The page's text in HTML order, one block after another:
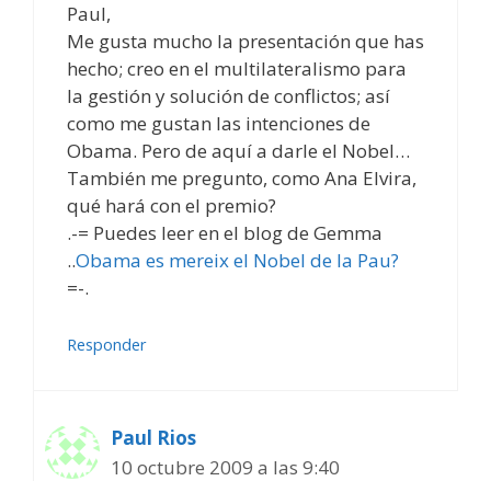
Paul,
Me gusta mucho la presentación que has
hecho; creo en el multilateralismo para
la gestión y solución de conflictos; así
como me gustan las intenciones de
Obama. Pero de aquí a darle el Nobel…
También me pregunto, como Ana Elvira,
qué hará con el premio?
.-= Puedes leer en el blog de Gemma
..Obama es mereix el Nobel de la Pau?
=-.
Responder
Paul Rios
10 octubre 2009 a las 9:40